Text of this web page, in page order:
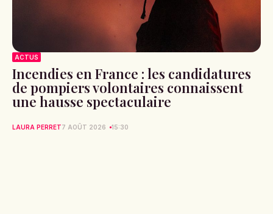
ACTUS
Incendies en France : les candidatures
de pompiers volontaires connaissent
une hausse spectaculaire
LAURA PERRET7 AOÛT 2026 15:30